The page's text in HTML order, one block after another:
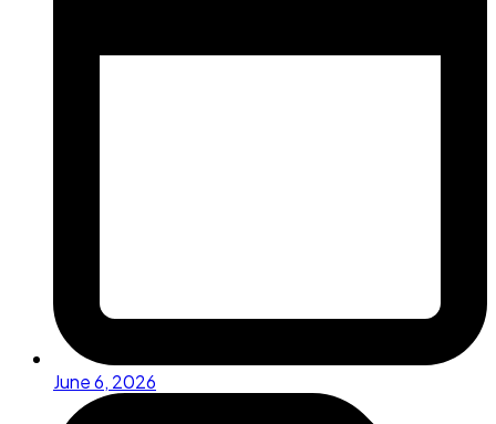
June 6, 2026